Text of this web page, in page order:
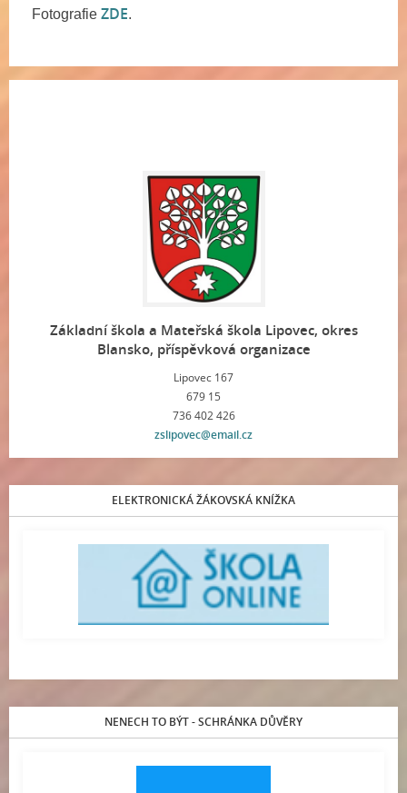
Fotografie ZDE.
Základní škola a Mateřská škola Lipovec, okres
Blansko, příspěvková organizace
Lipovec 167
679 15
736 402 426
zslipovec@email.cz
ELEKTRONICKÁ ŽÁKOVSKÁ KNÍŽKA
NENECH TO BÝT - SCHRÁNKA DŮVĚRY